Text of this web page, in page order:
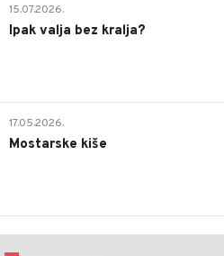
15.07.2026.
Ipak valja bez kralja?
17.05.2026.
Mostarske kiše